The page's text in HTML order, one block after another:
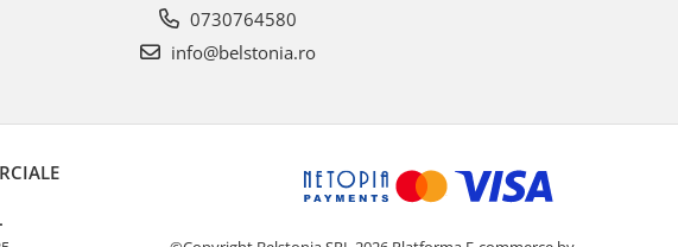
0730764580
info@belstonia.ro